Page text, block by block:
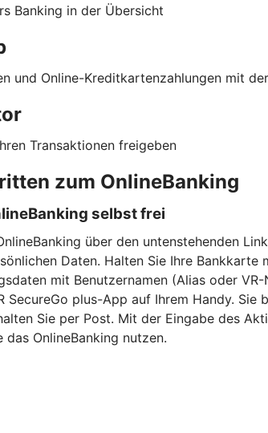
Banking in der Übersicht
und Online-Kreditkartenzahlungen mit
Transaktionen freigeben
zum OnlineBanking
selbst frei
über den untenstehenden
Daten. Halten Sie Ihre Bankkarte
mit Benutzernamen (Alias oder
SecureGo plus-App auf Ihrem Handy.
Sie per Post. Mit der Eingabe des
OnlineBanking nutzen.